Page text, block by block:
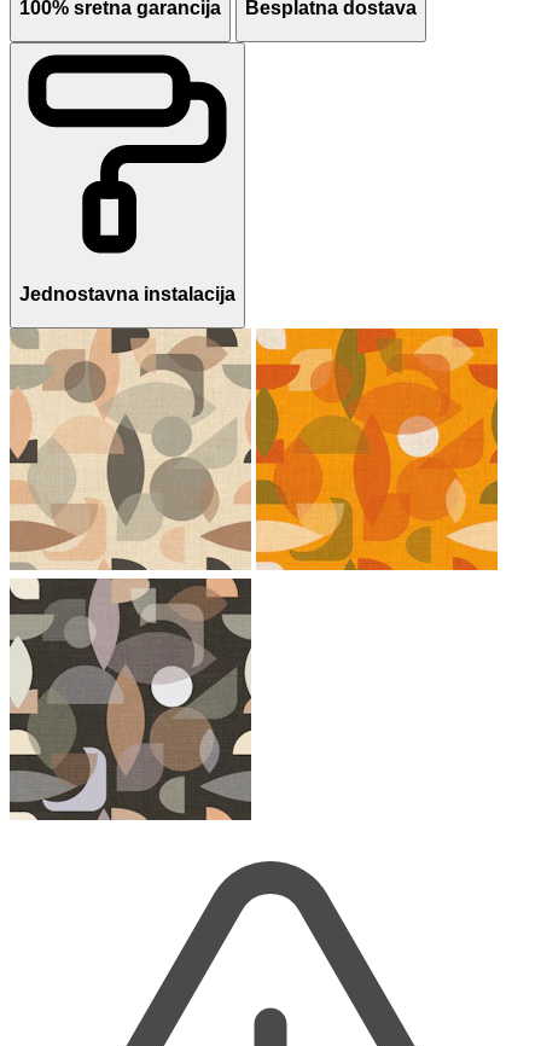
100% sretna garancija Besplatna dostava
Jednostavna instalacija